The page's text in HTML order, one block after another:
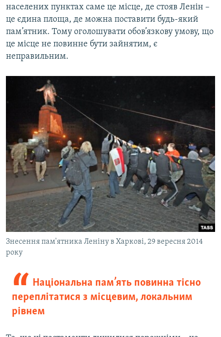
населених пунктах саме це місце, де стояв Ленін –
це єдина площа, де можна поставити будь-який
пам’ятник. Тому оголошувати обов’язкову умову, що
це місце не повинне бути зайнятим, є
неправильним.
Знесення пам'ятника Леніну в Харкові, 29 вересня 2014
року
Національна пам’ять повинна тісно
переплітатися з місцевим, локальним
рівнем